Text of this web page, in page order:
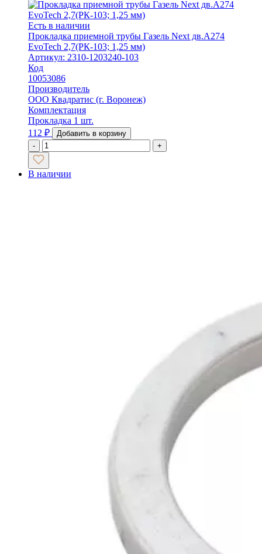
Есть в наличии
Прокладка приемной трубы Газель Next дв.А274
EvoTech 2,7(РК-103; 1,25 мм)
Артикул: 2310-1203240-103
Код
10053086
Производитель
ООО Квадратис (г. Воронеж)
Комплектация
Прокладка 1 шт.
112 ₽
Добавить в корзину
-
+
В наличии